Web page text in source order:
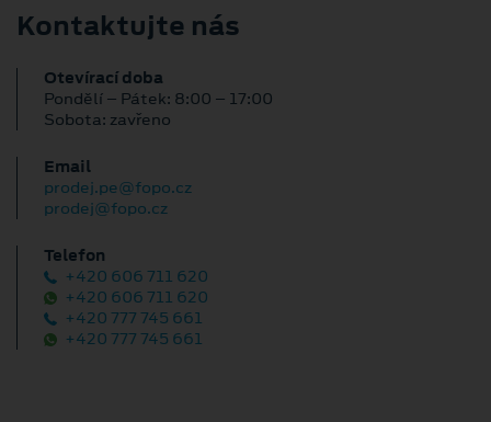
Kontaktujte nás
Otevírací doba
Pondělí – Pátek: 8:00 – 17:00
Sobota: zavřeno
Email
prodej.pe@fopo.cz
prodej@fopo.cz
Telefon
+420 606 711 620
+420 606 711 620
+420 777 745 661
+420 777 745 661